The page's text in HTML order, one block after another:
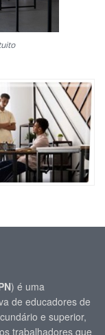
) é uma
de educadores de
e superior,
trabalhadores que